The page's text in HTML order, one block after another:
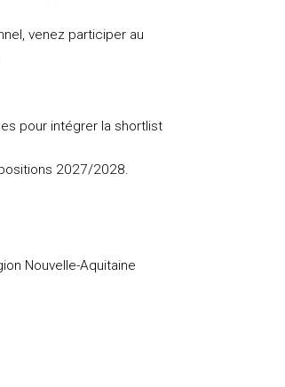
venez participer au
pour intégrer la shortlist
2027/2028.
Nouvelle-Aquitaine